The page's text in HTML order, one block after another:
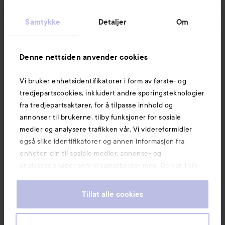
Samtykke Detaljer Om
Denne nettsiden anvender cookies
Vi bruker enhetsidentifikatorer i form av første- og
tredjepartscookies, inkludert andre sporingsteknologier
fra tredjepartsaktører, for å tilpasse innhold og
annonser til brukerne, tilby funksjoner for sosiale
medier og analysere trafikken vår. Vi videreformidler
også slike identifikatorer og annen informasjon fra
enheten din til sosiale medier, annonse- og
analyseselskaper som vi samarbeider med. De kan i sin
informasjon som du har oppgitt eller som de har samlet
våre cookies ved å fortsette å bruke nettsiden vår. For
Tillat alle cookies
Kundeservice
Informasjon
Også av interesse